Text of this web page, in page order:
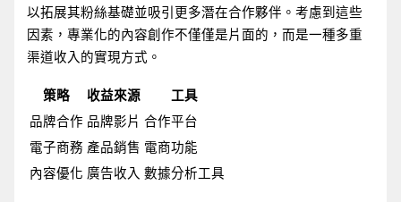
以拓展其粉絲基礎並吸引更多潛在合作夥伴。考慮到這些
因素，專業化的內容創作不僅僅是片面的，而是一種多重
渠道收入的實現方式。
策略 收益來源
工具
品牌合作 品牌影片 合作平台
電子商務 產品銷售 電商功能
內容優化 廣告收入 數據分析工具